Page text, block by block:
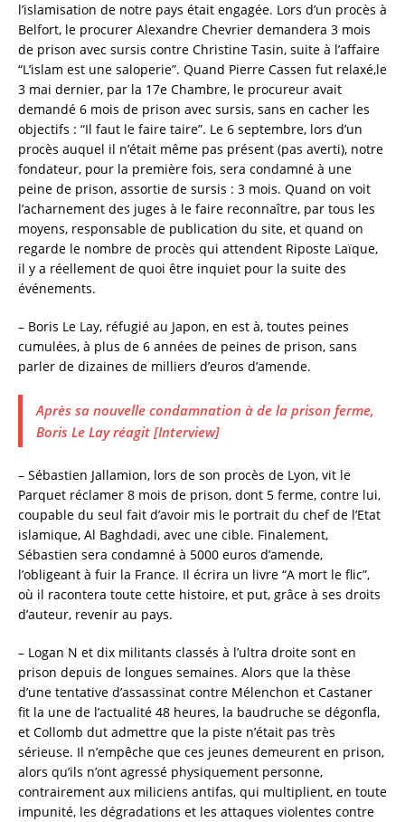
l’islamisation de notre pays était engagée. Lors d’un procès à
Belfort, le procurer Alexandre Chevrier demandera 3 mois
de prison avec sursis contre Christine Tasin, suite à l’affaire
“L’islam est une saloperie”. Quand Pierre Cassen fut relaxé,le
3 mai dernier, par la 17e Chambre, le procureur avait
demandé 6 mois de prison avec sursis, sans en cacher les
objectifs : “Il faut le faire taire”. Le 6 septembre, lors d’un
procès auquel il n’était même pas présent (pas averti), notre
fondateur, pour la première fois, sera condamné à une
peine de prison, assortie de sursis : 3 mois. Quand on voit
l’acharnement des juges à le faire reconnaître, par tous les
moyens, responsable de publication du site, et quand on
regarde le nombre de procès qui attendent Riposte Laïque,
il y a réellement de quoi être inquiet pour la suite des
événements.
– Boris Le Lay, réfugié au Japon, en est à, toutes peines
cumulées, à plus de 6 années de peines de prison, sans
parler de dizaines de milliers d’euros d’amende.
Après sa nouvelle condamnation à de la prison ferme,
Boris Le Lay réagit [Interview]
– Sébastien Jallamion, lors de son procès de Lyon, vit le
Parquet réclamer 8 mois de prison, dont 5 ferme, contre lui,
coupable du seul fait d’avoir mis le portrait du chef de l’Etat
islamique, Al Baghdadi, avec une cible. Finalement,
Sébastien sera condamné à 5000 euros d’amende,
l’obligeant à fuir la France. Il écrira un livre “A mort le flic”,
où il racontera toute cette histoire, et put, grâce à ses droits
d’auteur, revenir au pays.
– Logan N et dix militants classés à l’ultra droite sont en
prison depuis de longues semaines. Alors que la thèse
d’une tentative d’assassinat contre Mélenchon et Castaner
fit la une de l’actualité 48 heures, la baudruche se dégonfla,
et Collomb dut admettre que la piste n’était pas très
sérieuse. Il n’empêche que ces jeunes demeurent en prison,
alors qu’ils n’ont agressé physiquement personne,
contrairement aux miliciens antifas, qui multiplient, en toute
impunité, les dégradations et les attaques violentes contre